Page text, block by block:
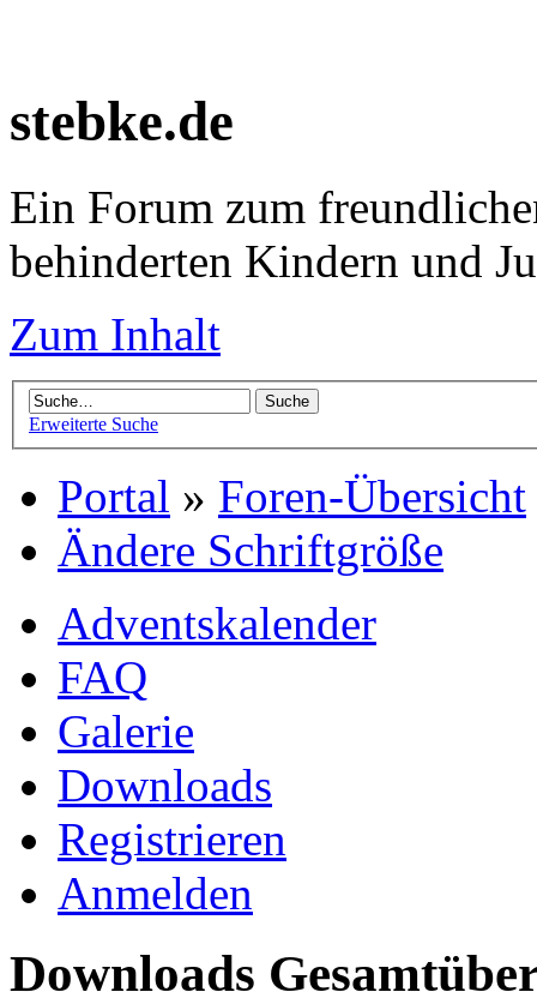
stebke.de
Ein Forum zum
behinderten Kindern und
Zum Inhalt
Erweiterte Suche
Portal » Foren-Übersicht
Ändere Schriftgröße
Adventskalender
FAQ
Galerie
Downloads
Registrieren
Anmelden
Downloads